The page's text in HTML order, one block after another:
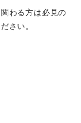
わる方は必見の
さい。